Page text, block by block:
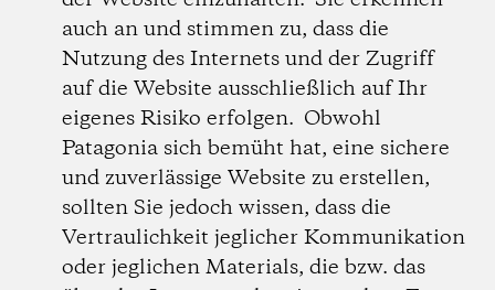
auch an und stimmen zu, dass die
Nutzung des Internets und der Zugriff
auf die Website ausschließlich auf Ihr
eigenes Risiko erfolgen. Obwohl
Patagonia sich bemüht hat, eine sichere
und zuverlässige Website zu erstellen,
sollten Sie jedoch wissen, dass die
Vertraulichkeit jeglicher Kommunikation
oder jeglichen Materials, die bzw. das